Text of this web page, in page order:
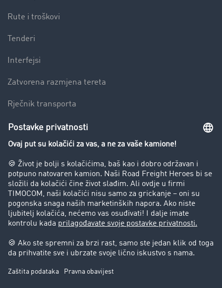
Rute i troškovi
Tenderi
Interfejsi
Zatvorena razmjena tereta
Rječnik transporta
Preduzeće
Success Stories
Korisnici preporučuju korisnike
Blog
Zabrane vožnje za kamione
Pravni
Impresum